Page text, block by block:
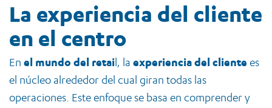
La experiencia del cliente
en el centro
En el mundo del retai l, la experiencia del cliente es
el núcleo alrededor del cual giran todas las
operaciones. Este enfoque se basa en comprender y